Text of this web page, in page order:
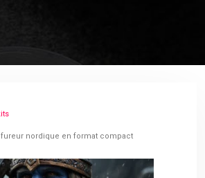
nordique en format compact